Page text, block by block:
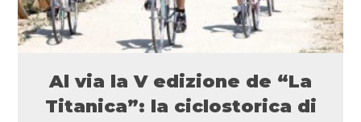
Al via la V edizione de “La
Titanica”: la ciclostorica di